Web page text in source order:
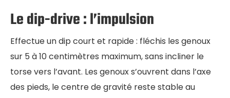
Le dip-drive : l’impulsion
Effectue un dip court et rapide : fléchis les genoux
sur 5 à 10 centimètres maximum, sans incliner le
torse vers l’avant. Les genoux s’ouvrent dans l’axe
des pieds, le centre de gravité reste stable au